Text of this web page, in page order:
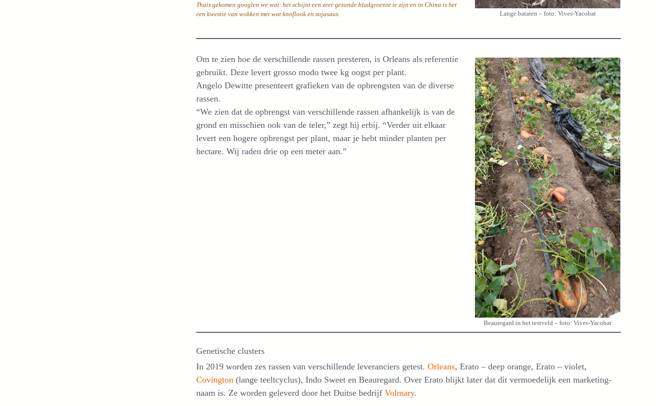
Lange bataten – foto: Vives-Yacobat
Thuis gekomen googlen we wat: het schijnt een zeer gezonde bladgroente te zijn en in China is het
een kwestie van wokken met wat knoflook en sojasaus.
Beauregard in het testveld – foto: Vives-Yacobat
Om te zien hoe de verschillende rassen presteren, is Orleans als referentie
gebruikt. Deze levert grosso modo twee kg oogst per plant.
Angelo Dewitte presenteert grafieken van de opbrengsten van de diverse
rassen.
“We zien dat de opbrengst van verschillende rassen afhankelijk is van de
grond en misschien ook van de teler,” zegt hij erbij. “Verder uit elkaar
levert een hogere opbrengst per plant, maar je hebt minder planten per
hectare. Wij raden drie op een meter aan.”
Genetische clusters
In 2019 worden zes rassen van verschillende leveranciers getest. Orleans, Erato – deep orange, Erato – violet,
Covington (lange teeltcyclus), Indo Sweet en Beauregard. Over Erato blijkt later dat dit vermoedelijk een marketing-
naam is. Ze worden geleverd door het Duitse bedrijf Volmary.